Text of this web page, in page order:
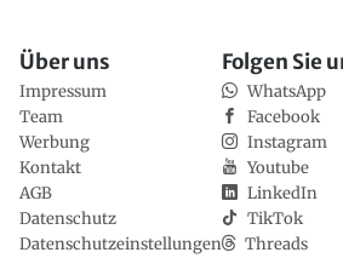
Über uns
Impressum
Team
Werbung
Kontakt
AGB
Datenschutz
Datenschutzeinstellungen
Folgen Sie
WhatsApp
Facebook
Instagram
Youtube
LinkedIn
TikTok
Threads